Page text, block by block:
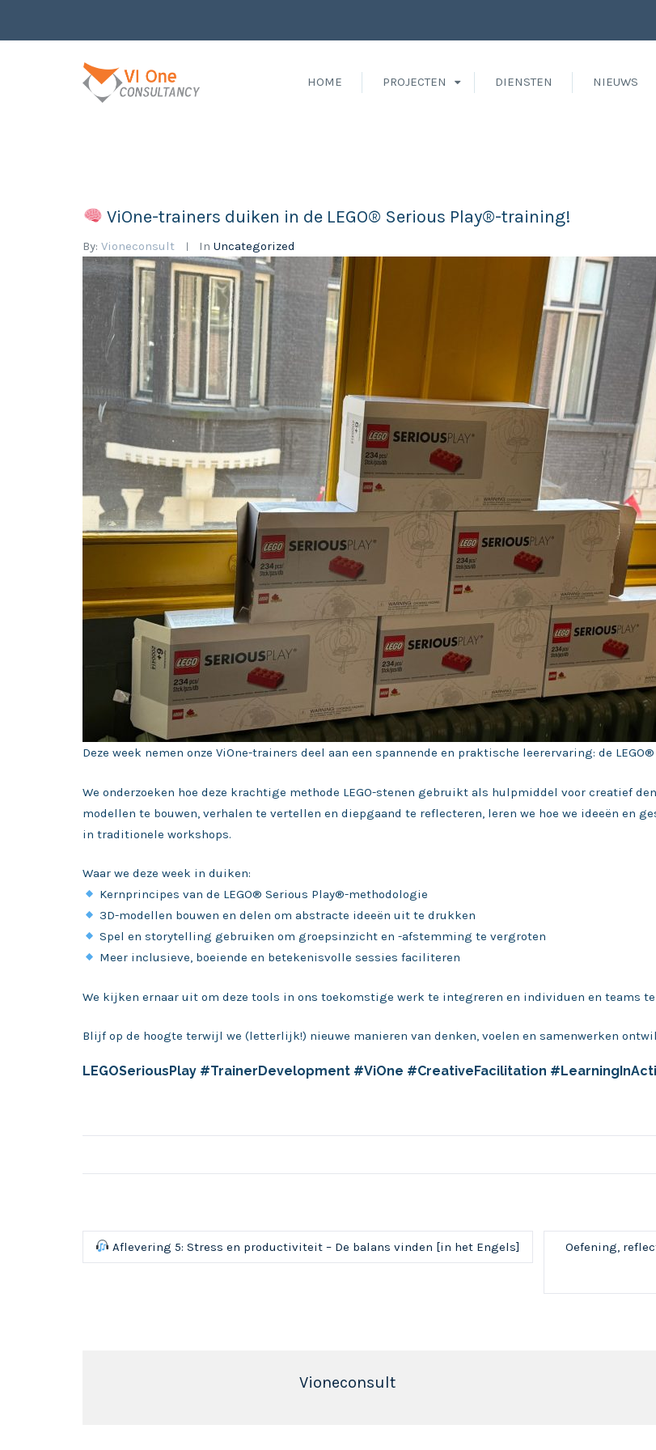
HOME PROJECTEN DIENSTEN NIEUWS
ViOne-trainers duiken in de LEGO® Serious Play®-training!
By: Vioneconsult In Uncategorized
Deze week nemen onze ViOne-trainers deel aan een spannende en praktische leerervaring: de
We onderzoeken hoe deze krachtige methode LEGO-stenen gebruikt als hulpmiddel voor creatief
modellen te bouwen, verhalen te vertellen en diepgaand te reflecteren, leren we hoe we ideeën en
in traditionele workshops.
Waar we deze week in duiken:
Kernprincipes van de LEGO® Serious Play®-methodologie
3D-modellen bouwen en delen om abstracte ideeën uit te drukken
Spel en storytelling gebruiken om groepsinzicht en -afstemming te vergroten
Meer inclusieve, boeiende en betekenisvolle sessies faciliteren
We kijken ernaar uit om deze tools in ons toekomstige werk te integreren en individuen en teams
Blijf op de hoogte terwijl we (letterlijk!) nieuwe manieren van denken, voelen en samenwerken
LEGOSeriousPlay #TrainerDevelopment #ViOne #CreativeFacilitation
Aflevering 5: Stress en productiviteit – De balans vinden [in het Engels] Oefening,
Vioneconsult